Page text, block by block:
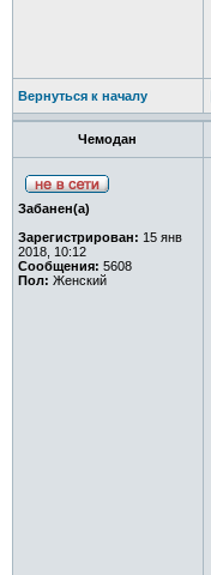
Вернуться к началу
Чемодан
Забанен(а)
Зарегистрирован: 15 янв
2018, 10:12
Сообщения: 5608
Пол: Женский